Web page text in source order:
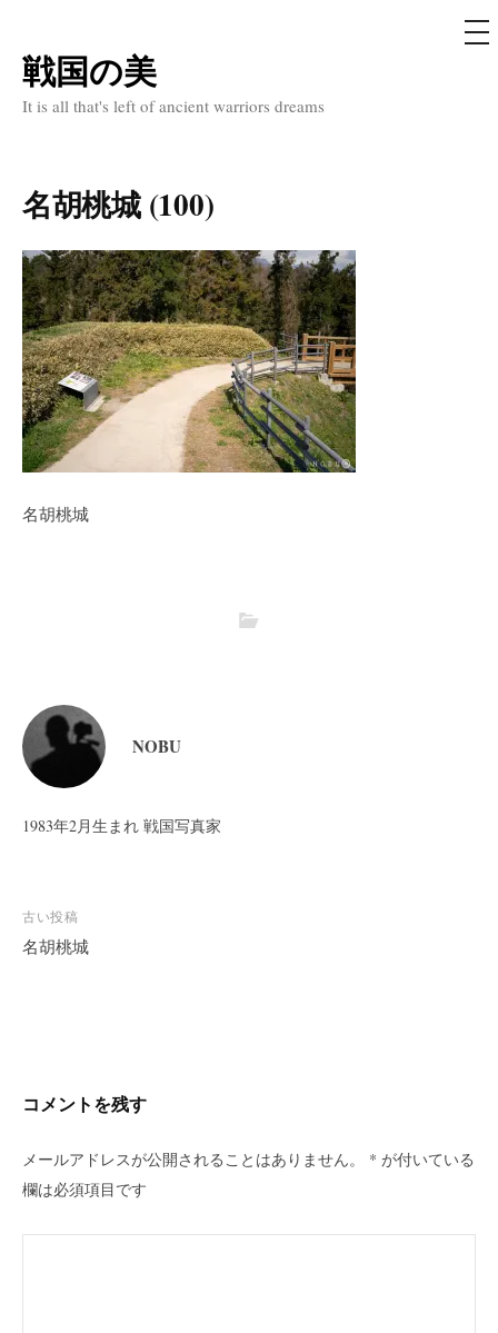
コ
ン
ツ
へ
ス
キ
ッ
プ
戦国の美
It is all that's left of ancient warriors dreams
メ
ニ
名胡桃城 (100)
名胡桃城
NOBU
1983年2月生まれ 戦国写真家
投
稿
シ
ョ
ン
古い投稿
名胡桃城
コメントを残す
メールアドレスが公開されることはありません。 * が付いている
欄は必須項目です